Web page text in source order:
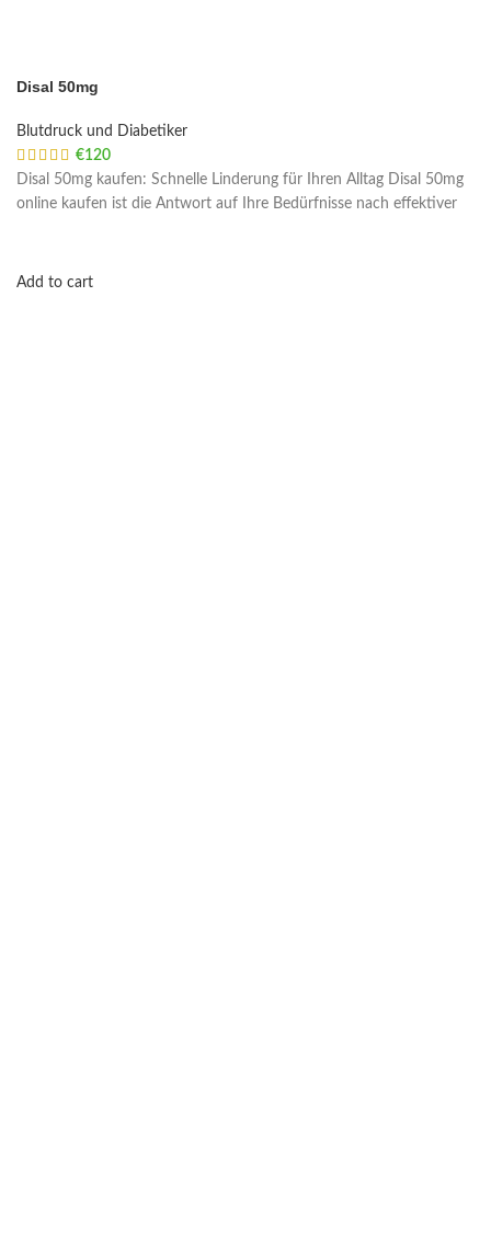
Disal 50mg
Blutdruck und Diabetiker
€120
Disal 50mg kaufen: Schnelle Linderung für Ihren Alltag Disal 50mg
online kaufen ist die Antwort auf Ihre Bedürfnisse nach effektiver
Add to cart